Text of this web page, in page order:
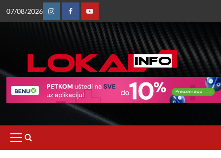
07/08/2026
InstagramFacebookYoutube
Menu